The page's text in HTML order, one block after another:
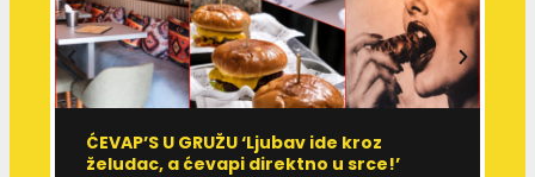
ĆEVAP’S U GRUŽU ‘Ljubav ide kroz
želudac, a ćevapi direktno u srce!’